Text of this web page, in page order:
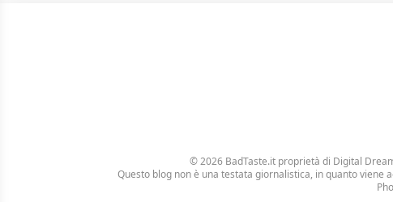
© 2026 BadTaste.it proprietà di Digital
Questo blog non è una testata giornalistica, in quanto viene